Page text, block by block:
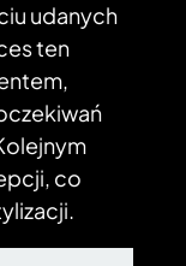
udanych
ten
co